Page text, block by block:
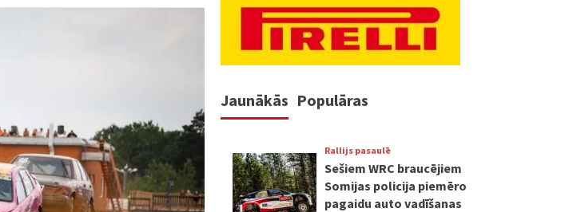
Jaunākās Populāras
Rallijs pasaulē
Sešiem WRC braucējiem
Somijas policija piemēro
pagaidu auto vadīšanas